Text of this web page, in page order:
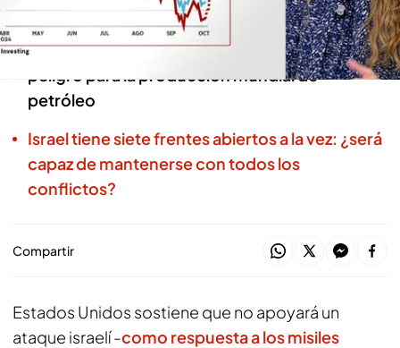
financiación del régimen de los ayatolás
Un conflicto en la Isla de Kharg supondría un
peligro para la producción mundial de
petróleo
Israel tiene siete frentes abiertos a la vez: ¿será
capaz de mantenerse con todos los
conflictos?
Compartir
Estados Unidos sostiene que no apoyará un
ataque israelí -como respuesta a los misiles